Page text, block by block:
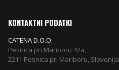
KONTAKTNI PODATKI
CATENA D.O.O.
Pesnica pri Mariboru 42a,
2211 Pesnica pri Mariboru, Slovenija